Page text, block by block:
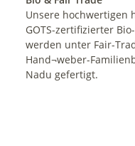
Unsere hochwertigen
GOTS-zertifizierter
werden unter Fair-
Hand¬weber-
Nadu gefertigt.